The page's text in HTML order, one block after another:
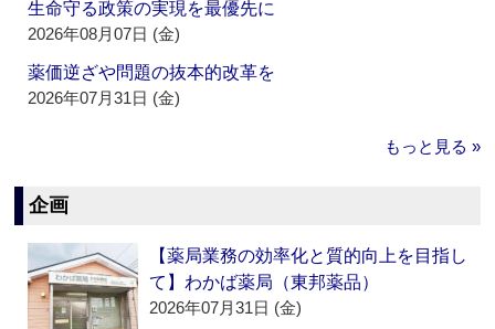
生命守る政策の実現を最優先に
2026年08月07日 (金)
薬価逆ざや問題の抜本的改革を
2026年07月31日 (金)
もっと見る »
企画
【薬局業務の効率化と質的向上を目指し
て】わかば薬局（東邦薬品）
2026年07月31日 (金)